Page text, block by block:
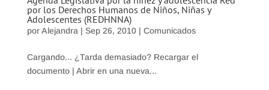
por los Derechos Humanos de Niños, Niñas y
Adolescentes (REDHNNA)
porAlejandra | Sep 26, 2010| Comunicados
Cargando... ¿Tarda demasiado? Recargar el
documento | Abrir en una nueva...